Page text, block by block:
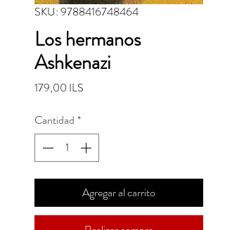
SKU: 9788416748464
Los hermanos
Ashkenazi
179,00 ILS
Cantidad *
Agregar al carrito